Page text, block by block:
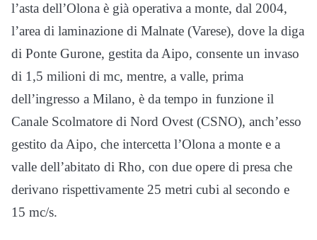
l’asta dell’Olona è già operativa a monte, dal 2004,
l’area di laminazione di Malnate (Varese), dove la diga
di Ponte Gurone, gestita da Aipo, consente un invaso
di 1,5 milioni di mc, mentre, a valle, prima
dell’ingresso a Milano, è da tempo in funzione il
Canale Scolmatore di Nord Ovest (CSNO), anch’esso
gestito da Aipo, che intercetta l’Olona a monte e a
valle dell’abitato di Rho, con due opere di presa che
derivano rispettivamente 25 metri cubi al secondo e
15 mc/s.